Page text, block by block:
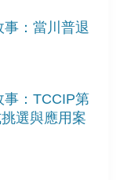
：當川普退
事：TCCIP第
選與應用案